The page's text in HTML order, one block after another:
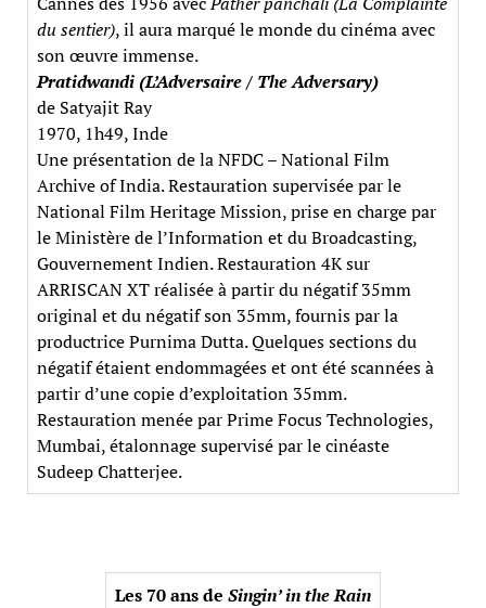
du sentier), il aura marqué le monde du cinéma avec
son œuvre immense.
Pratidwandi (L’Adversaire / The Adversary)
de Satyajit Ray
1970, 1h49, Inde
Une présentation de la NFDC – National Film
Archive of India. Restauration supervisée par le
National Film Heritage Mission, prise en charge par
le Ministère de l’Information et du Broadcasting,
Gouvernement Indien. Restauration 4K sur
ARRISCAN XT réalisée à partir du négatif 35mm
original et du négatif son 35mm, fournis par la
productrice Purnima Dutta. Quelques sections du
négatif étaient endommagées et ont été scannées à
partir d’une copie d’exploitation 35mm.
Restauration menée par Prime Focus Technologies,
Mumbai, étalonnage supervisé par le cinéaste
Sudeep Chatterjee.
Les 70 ans de Singin’ in the Rain